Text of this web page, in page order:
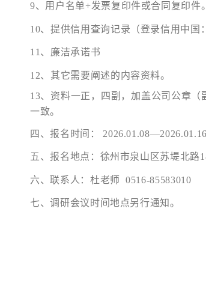
9、用户名单+发票复印件或合同复印件。
10、提供信用查询记录（登录信用中国
11、廉洁承诺书
12、其它需要阐述的内容资料。
13、资料一正，四副，加盖公司公章
一致。
四、报名时间：
五、报名地点：徐州市泉山区苏堤北路
六、联系人：杜老师 0516-85583010
七、调研会议时间地点另行通知。